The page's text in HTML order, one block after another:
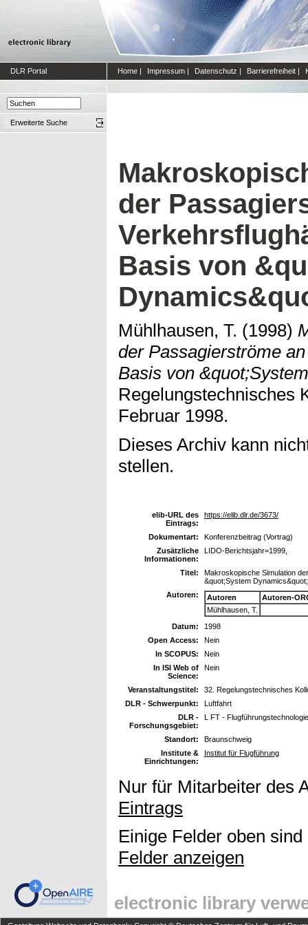
DLR Portal Home | Impressum | Datenschutz | Barrierefreiheit |
Erweiterte Suche
der
Basis von
Mühlhausen, T. (1998)
der Passagierströme
Basis von
Regelungstechnisches
Februar 1998.
Dieses Archiv kann
stellen.
elib-URL des
Eintrags:
https://elib.dlr.de/3673/
Dokumentart:
Konferenzbeitrag (Vortrag)
Zusätzliche
Informationen:
LIDO-Berichtsjahr=1999,
Titel:
Makroskopische Simulation
&quot;System Dynamics&quot;
Autoren:
Autoren
Autoren-
Mühlhausen, T.
Datum:
1998
Open Access:
Nein
In SCOPUS:
Nein
In ISI Web of
Science:
Nein
Veranstaltungstitel:
32. Regelungstechnisches
DLR - Schwerpunkt:
Luftfahrt
DLR -
Forschungsgebiet:
L FT -
Standort:
Braunschweig
Institute &
Einrichtungen:
Institut für Flugführung
Nur für Mitarbeiter des
Eintrags
Einige Felder oben
Felder anzeigen
electronic library